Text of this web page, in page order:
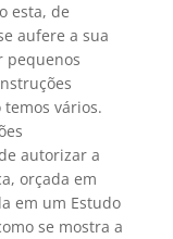
esta, de
aufere a sua
pequenos
vários.
autorizar a
orçada em
em um Estudo
se mostra a